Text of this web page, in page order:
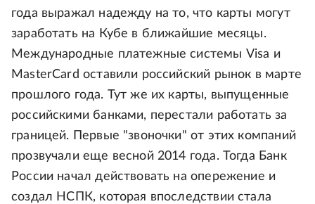
года выражал надежду на то, что карты могут
заработать на Кубе в ближайшие месяцы.
Международные платежные системы Visa и
MasterCard оставили российский рынок в марте
прошлого года. Тут же их карты, выпущенные
российскими банками, перестали работать за
границей. Первые "звоночки" от этих компаний
прозвучали еще весной 2014 года. Тогда Банк
России начал действовать на опережение и
создал НСПК, которая впоследствии стала